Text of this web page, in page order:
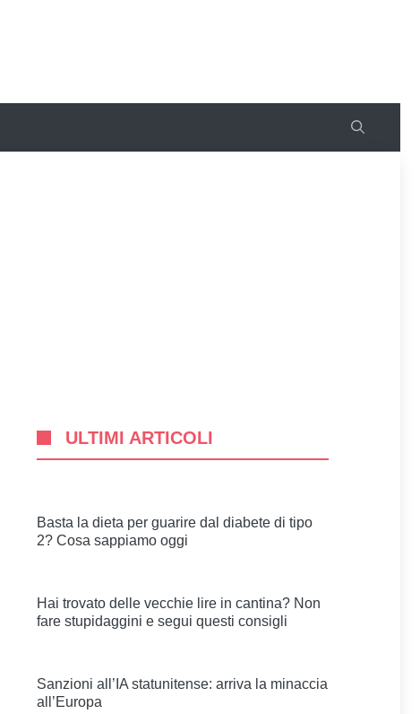
ULTIMI ARTICOLI
Basta la dieta per guarire dal diabete di tipo
2? Cosa sappiamo oggi
Hai trovato delle vecchie lire in cantina? Non
fare stupidaggini e segui questi consigli
Sanzioni all’IA statunitense: arriva la minaccia
all’Europa